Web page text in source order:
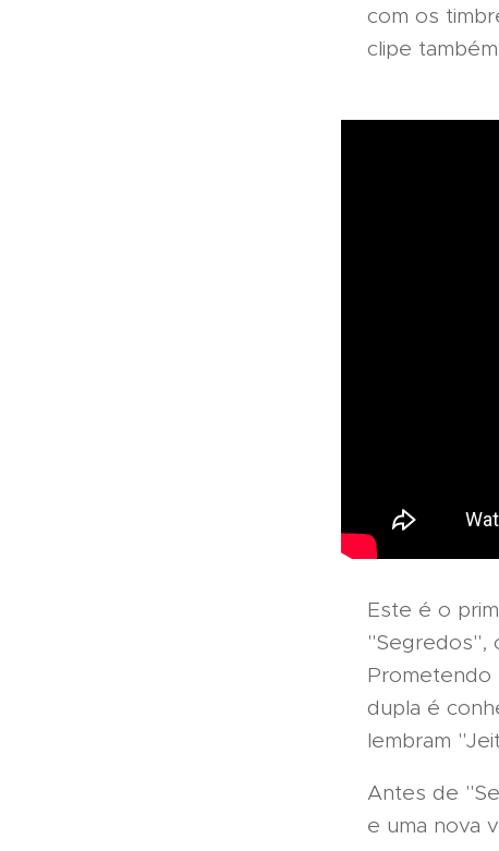
com os
clipe
Este é o
"Segredos",
Prometendo
dupla é
lembram
Antes de
e uma nova